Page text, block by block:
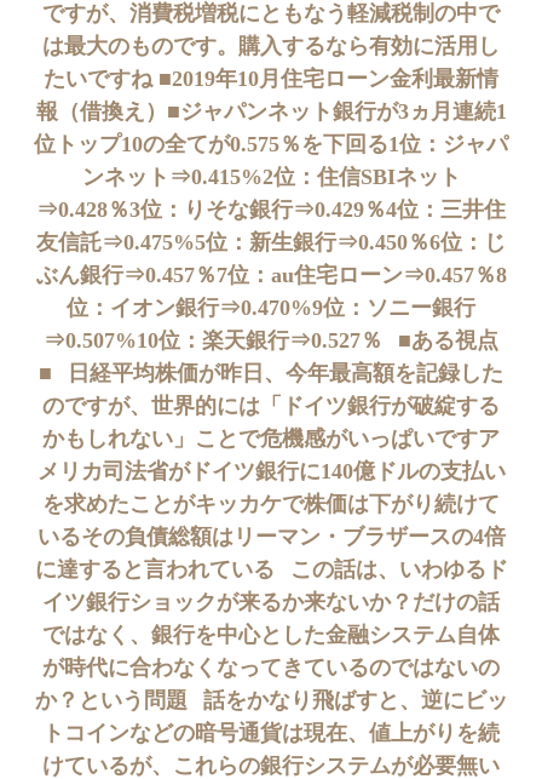
ですが、消費税増税にともなう軽減税制の中で
は最大のものです。購入するなら有効に活用し
たいですね ■2019年10月住宅ローン金利最新情
報（借換え）■ジャパンネット銀行が3ヵ月連続1
位トップ10の全てが0.575％を下回る1位：ジャパ
ンネット⇒0.415%2位：住信SBIネット
⇒0.428％3位：りそな銀行⇒0.429％4位：三井住
友信託⇒0.475%5位：新生銀行⇒0.450％6位：じ
ぶん銀行⇒0.457％7位：au住宅ローン⇒0.457％8
位：イオン銀行⇒0.470%9位：ソニー銀行
⇒0.507%10位：楽天銀行⇒0.527％⠀■ある視点
■⠀日経平均株価が昨日、今年最高額を記録した
のですが、世界的には「ドイツ銀行が破綻する
かもしれない」ことで危機感がいっぱいですア
メリカ司法省がドイツ銀行に140億ドルの支払い
を求めたことがキッカケで株価は下がり続けて
いるその負債総額はリーマン・ブラザースの4倍
に達すると言われている⠀この話は、いわゆるド
イツ銀行ショックが来るか来ないか？だけの話
ではなく、銀行を中心とした金融システム自体
が時代に合わなくなってきているのではないの
か？という問題⠀話をかなり飛ばすと、逆にビッ
トコインなどの暗号通貨は現在、値上がりを続
けているが、これらの銀行システムが必要無い